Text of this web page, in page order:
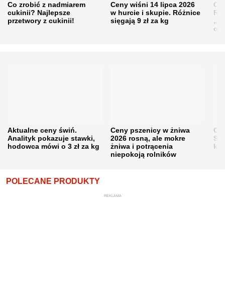
Co zrobić z nadmiarem
cukinii? Najlepsze
przetwory z cukinii!
Ceny wiśni 14 lipca 2026
w hurcie i skupie. Różnice
sięgają 9 zł za kg
Aktualne ceny świń.
Analityk pokazuje stawki,
hodowca mówi o 3 zł za kg
Ceny pszenicy w żniwa
2026 rosną, ale mokre
żniwa i potrącenia
niepokoją rolników
POLECANE PRODUKTY
REKLAMA